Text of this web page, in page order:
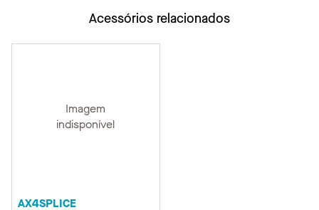
Acessórios relacionados
Imagem
indisponível
AX4SPLICE